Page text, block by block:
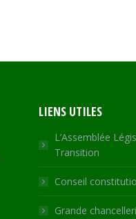
LIENS UTILES
L’Assemblée
Transition
Conseil
Grande